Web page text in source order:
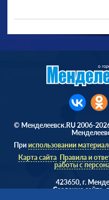
© Менделеевск.RU 2006-
Прииспользовании
Карта сайта Правила и
работы с
423650, г.
Cоздание сайта,